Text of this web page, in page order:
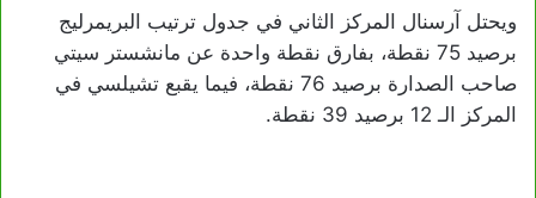
ويحتل آرسنال المركز الثاني في جدول ترتيب البريمرليج
برصيد 75 نقطة، بفارق نقطة واحدة عن مانشستر سيتي
صاحب الصدارة برصيد 76 نقطة، فيما يقبع تشيلسي في
المركز الـ 12 برصيد 39 نقطة.